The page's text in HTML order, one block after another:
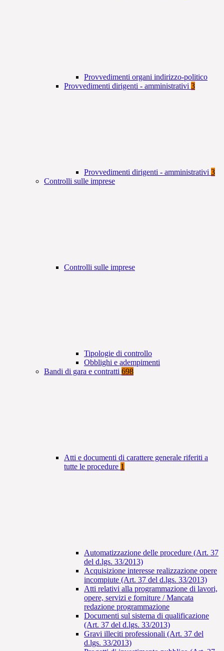
Provvedimenti organi indirizzo-politico
Provvedimenti dirigenti - amministrativi 3
Provvedimenti dirigenti - amministrativi 3
Controlli sulle imprese
Controlli sulle imprese
Tipologie di controllo
Obblighi e adempimenti
Bandi di gara e contratti 698
Atti e documenti di carattere generale riferiti a
tutte le procedure 1
Automatizzazione delle procedure (Art. 37
del d.lgs. 33/2013)
Acquisizione interesse realizzazione opere
incompiute (Art. 37 del d.lgs. 33/2013)
Atti relativi alla programmazione di lavori,
opere, servizi e forniture / Mancata
redazione programmazione
Documenti sul sistema di qualificazione
(Art. 37 del d.lgs. 33/2013)
Gravi illeciti professionali (Art. 37 del
d.lgs. 33/2013)